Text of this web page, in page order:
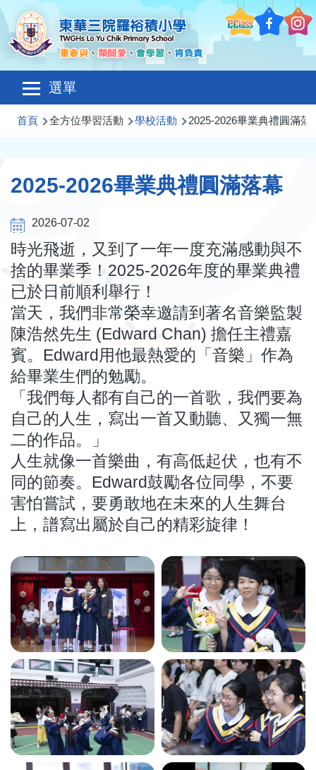
移至主內容
選單
Main
navigation
導
結
首頁 全方位學習活動 學校活動 2025-2026畢業典禮圓滿落
2025-2026畢業典禮圓滿落幕
2026-07-02
時光飛逝，又到了一年一度充滿感動與不
捨的畢業季！2025-2026年度的畢業典禮
已於日前順利舉行！
當天，我們非常榮幸邀請到著名音樂監製
陳浩然先生 (Edward Chan) 擔任主禮嘉
賓。Edward用他最熱愛的「音樂」作為
給畢業生們的勉勵。
「我們每人都有自己的一首歌，我們要為
自己的人生，寫出一首又動聽、又獨一無
二的作品。」
人生就像一首樂曲，有高低起伏，也有不
同的節奏。Edward鼓勵各位同學，不要
害怕嘗試，要勇敢地在未來的人生舞台
上，譜寫出屬於自己的精彩旋律！